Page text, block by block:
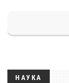
НАУКА